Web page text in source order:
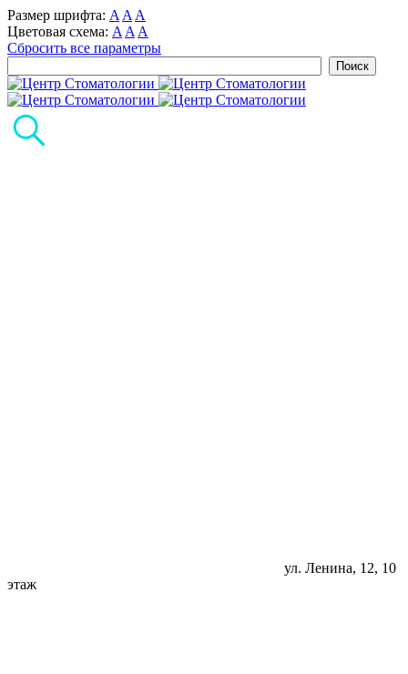
Размер шрифта: A A A
Цветовая схема: A A A
Сбросить все параметры
ул. Ленина, 12, 10
этаж